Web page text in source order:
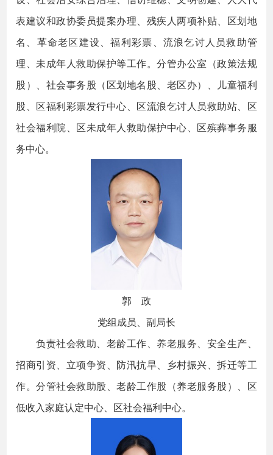
表建议和政协委员提案办理、残疾人两项补贴、区划地
名、革命老区建设、福利彩票、流浪乞讨人员救助管
理、未成年人救助保护等工作。分管办公室（政策法规
股）、社会事务股（区划地名股、老区办）、儿童福利
股、区福利彩票发行中心、区流浪乞讨人员救助站、区
社会福利院、区未成年人救助保护中心、区殡葬事务服
务中心。
郭 政
党组成员、副局长
负责社会救助、老龄工作、养老服务、安全生产、
招商引资、立项争资、防汛抗旱、乡村振兴、拆迁等工
作。分管社会救助股、老龄工作股（养老服务股）、区
低收入家庭认定中心、区社会福利中心。